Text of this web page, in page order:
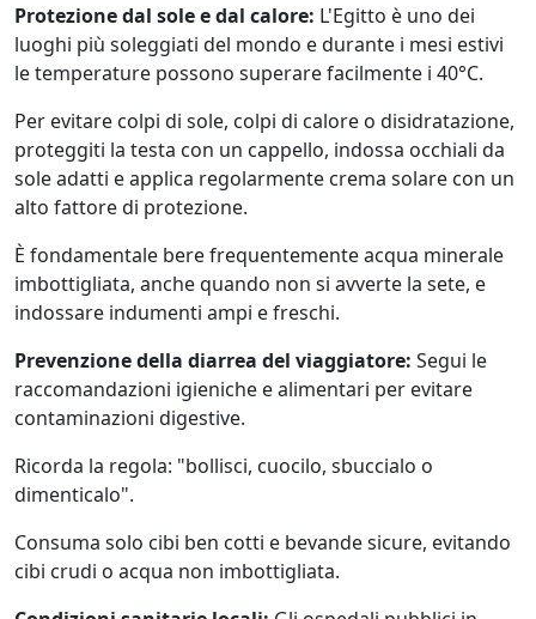
Protezione dal sole e dal calore: L'Egitto è uno dei
luoghi più soleggiati del mondo e durante i mesi estivi
le temperature possono superare facilmente i 40°C.
Per evitare colpi di sole, colpi di calore o disidratazione,
proteggiti la testa con un cappello, indossa occhiali da
sole adatti e applica regolarmente crema solare con un
alto fattore di protezione.
È fondamentale bere frequentemente acqua minerale
imbottigliata, anche quando non si avverte la sete, e
indossare indumenti ampi e freschi.
Prevenzione della diarrea del viaggiatore: Segui le
raccomandazioni igieniche e alimentari per evitare
contaminazioni digestive.
Ricorda la regola: "bollisci, cuocilo, sbuccialo o
dimenticalo".
Consuma solo cibi ben cotti e bevande sicure, evitando
cibi crudi o acqua non imbottigliata.